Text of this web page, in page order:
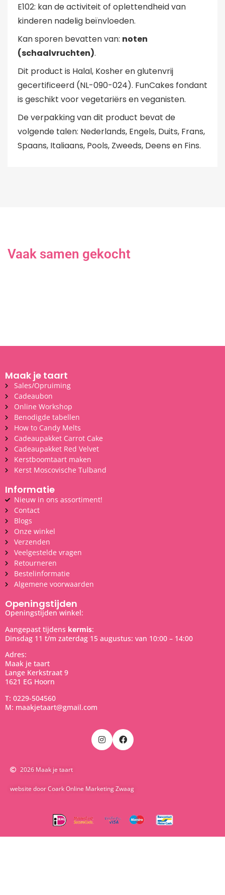
E102: kan de activiteit of oplettendheid van
kinderen nadelig beïnvloeden.
Kan sporen bevatten van: noten
(schaalvruchten).
Dit product is Halal, Kosher en glutenvrij
gecertificeerd (NL-090-024). FunCakes fondant
is geschikt voor vegetariërs en veganisten.
De verpakking van dit product bevat de
volgende talen: Nederlands, Engels, Duits, Frans,
Spaans, Italiaans, Pools, Zweeds, Deens en Fins.
Vaak samen gekocht
Maak je taart
Sales/Opruiming
Cadeaubon
Online Workshop
Benodigde tabellen
How to Candy Melts
Cadeaupakket Carrot Cake
Cadeaupakket Red Velvet
Kerstboomtaart maken
Kerst Moscovische Tulband
Informatie
Nieuw in ons assortiment!
Contact
Blogs
Onze winkel
Verzenden
Veelgestelde vragen
Retourneren
Bestelinformatie
Algemene voorwaarden
Openingstijden
Openingstijden winkel:
Aangepast tijdens kermis:
Dinsdag 11 t/m zaterdag 15 augustus: van 10:00 – 14:00
Adres:
Maak je taart
Lange Kerkstraat 9
1621 EG Hoorn
T: 0229-504560
M: maakjetaart@gmail.com
2026 Maak je taart
website door Coark Online Marketing Zwaag